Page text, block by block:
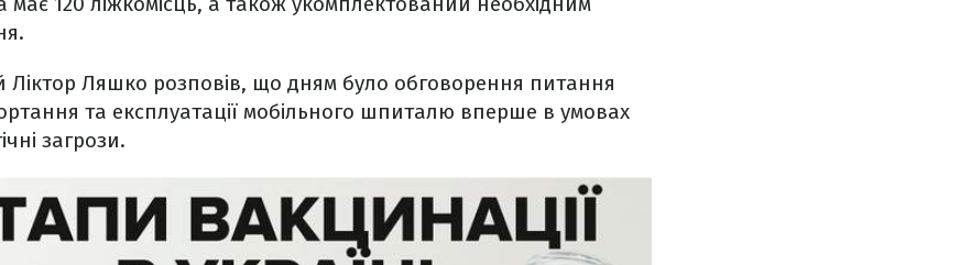
Ліктор Ляшко розповів, що дням було обговорення питання
та експлуатації мобільного шпиталю вперше в умовах
загрози.